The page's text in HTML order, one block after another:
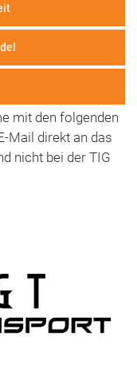
mit den folgenden
Mail direkt an das
nicht bei der TIG